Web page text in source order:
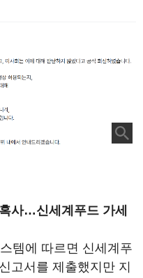
사…신세계푸드 가세
템에 따르면 신세계푸
고서를 제출했지만 지